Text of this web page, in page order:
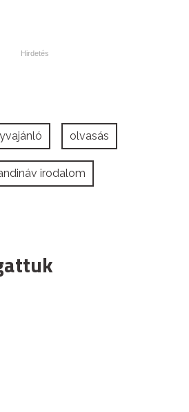
olvasás
irodalom